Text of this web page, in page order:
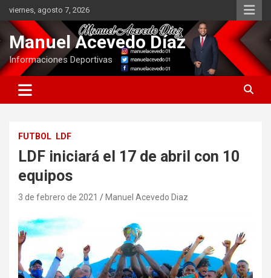
Saltar
contenido
viernes, agosto 7, 2026
Manuel Acevedo Díaz
Informaciones Deportivas
FUTBOL LDF
LDF iniciará el 17 de abril con 10
equipos
3 de febrero de 2021 Manuel Acevedo Diaz